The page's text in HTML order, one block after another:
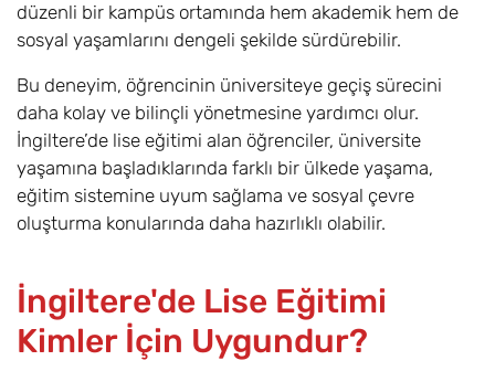
düzenli bir kampüs ortamında hem akademik hem de
sosyal yaşamlarını dengeli şekilde sürdürebilir.
Bu deneyim, öğrencinin üniversiteye geçiş sürecini
daha kolay ve bilinçli yönetmesine yardımcı olur.
İngiltere’de lise eğitimi alan öğrenciler, üniversite
yaşamına başladıklarında farklı bir ülkede yaşama,
eğitim sistemine uyum sağlama ve sosyal çevre
oluşturma konularında daha hazırlıklı olabilir.
İngiltere'de Lise Eğitimi
Kimler İçin Uygundur?